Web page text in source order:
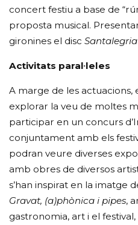
concert festiu a base de
proposta musical.
gironines el discSantalegria
Activitats paral·leles
A marge de les actuacions,
explorar la veu de moltes
participar en un concurs
conjuntament amb els
podran veure diverses
amb obres de diversos
s’han inspirat en la imatge
Gravat, (a)phònica i pipes,
gastronomia, art i el festival,